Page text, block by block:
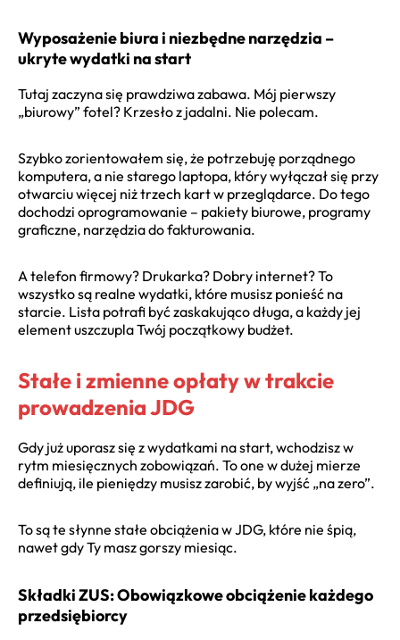
Wyposażenie biura i niezbędne narzędzia –
ukryte wydatki na start
Tutaj zaczyna się prawdziwa zabawa. Mój pierwszy
„biurowy” fotel? Krzesło z jadalni. Nie polecam.
Szybko zorientowałem się, że potrzebuję porządnego
komputera, a nie starego laptopa, który wyłączał się przy
otwarciu więcej niż trzech kart w przeglądarce. Do tego
dochodzi oprogramowanie – pakiety biurowe, programy
graficzne, narzędzia do fakturowania.
A telefon firmowy? Drukarka? Dobry internet? To
wszystko są realne wydatki, które musisz ponieść na
starcie. Lista potrafi być zaskakująco długa, a każdy jej
element uszczupla Twój początkowy budżet.
Stałe i zmienne opłaty w trakcie
prowadzenia JDG
Gdy już uporasz się z wydatkami na start, wchodzisz w
rytm miesięcznych zobowiązań. To one w dużej mierze
definiują, ile pieniędzy musisz zarobić, by wyjść „na zero”.
To są te słynne stałe obciążenia w JDG, które nie śpią,
nawet gdy Ty masz gorszy miesiąc.
Składki ZUS: Obowiązkowe obciążenie każdego
przedsiębiorcy